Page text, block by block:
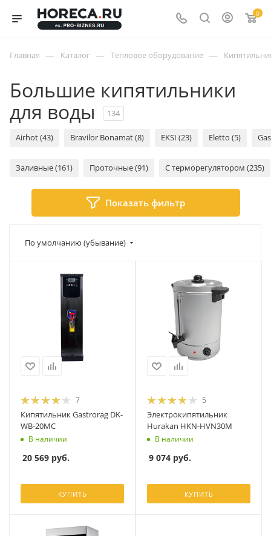
0
Главная — Каталог — Тепловое оборудование —
Большие кипятильники
для воды
134
Airhot (43) Bravilor Bonamat (8) EKSI (23) Eletto (5)
Заливные (161) Проточные (91) С терморегулятором (235)
Показать фильтр
По умолчанию (убывание)
7
Кипятильник Gastrorag DK-
WB-20MC
В наличии
20 569 руб.
КУПИТЬ
5
Электрокипятильник
Hurakan HKN-HVN30M
В наличии
9 074 руб.
КУПИТЬ